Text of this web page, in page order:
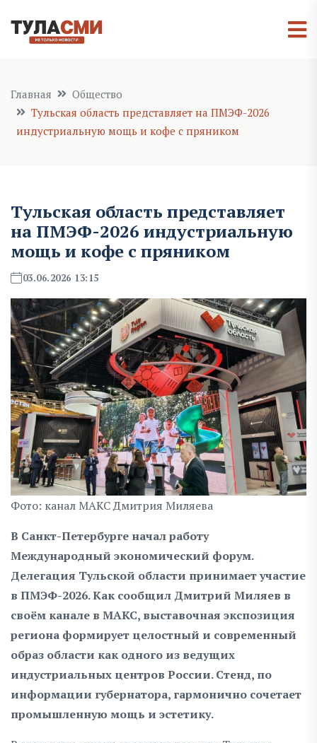
Главная
Общество
Тульская область представляет на ПМЭФ-2026
индустриальную мощь и кофе с пряником
Тульская область представляет
на ПМЭФ-2026 индустриальную
мощь и кофе с пряником
03.06.2026 13:15
Фото: канал MAКС Дмитрия Миляева
В Санкт-Петербурге начал работу
Международный экономический форум.
Делегация Тульской области принимает участие
в ПМЭФ-2026. Как сообщил Дмитрий Миляев в
своём канале в МАКС, выставочная экспозиция
региона формирует целостный и современный
образ области как одного из ведущих
индустриальных центров России. Стенд, по
информации губернатора, гармонично сочетает
промышленную мощь и эстетику.